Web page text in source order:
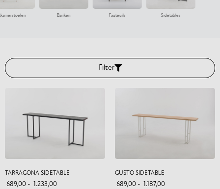
Banken Fauteuils Sidetables
Filter
TARRAGONA SIDETABLE
689,00 - 1.233,00
GUSTO SIDETABLE
689,00 - 1.187,00